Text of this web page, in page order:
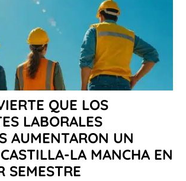
QUE LOS
LABORALES
AUMENTARON UN
LA MANCHA EN
SEMESTRE